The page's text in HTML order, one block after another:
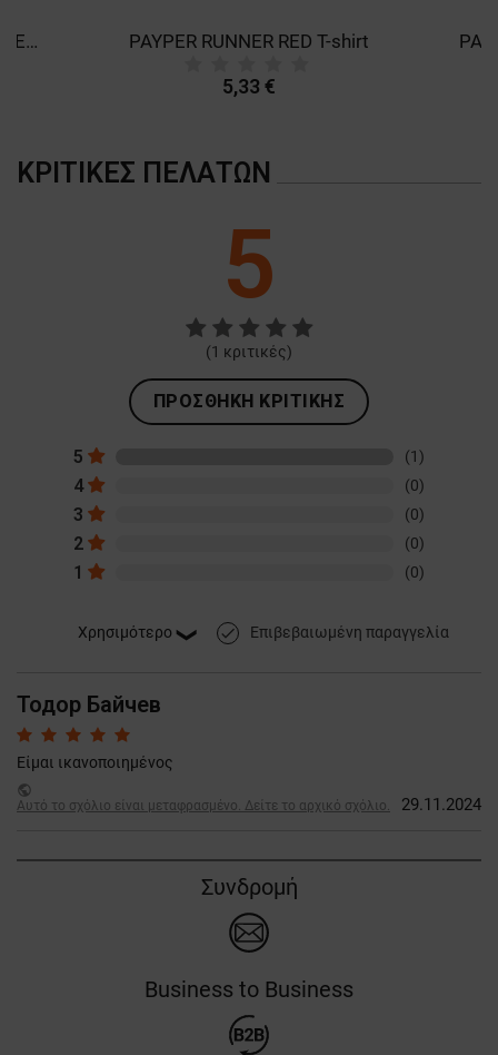
PAYPER RUNNER FLUO ORANGE T-shirt PAYPER RUNNER RED T-shirt
5,33 €
ΚΡΙΤΙΚΈΣ ΠΕΛΑΤΏΝ
5
(1 κριτικές)
ΠΡΟΣΘΉΚΗ ΚΡΙΤΙΚΉΣ
5 (1)
4 (0)
3 (0)
2 (0)
1 (0)
done Επιβεβαιωμένη παραγγελία
Тодор Байчев
Είμαι ικανοποιημένος
public
Αυτό το σχόλιο είναι μεταφρασμένο. Δείτε το αρχικό σχόλιο.
29.11.2024
Συνδρομή
Business to Business